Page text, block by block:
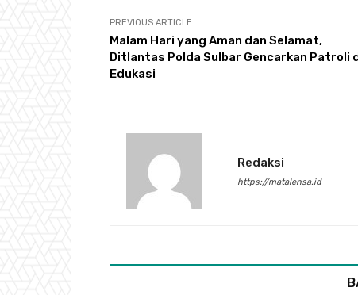
PREVIOUS ARTICLE
Malam Hari yang Aman dan Selamat,
Ditlantas Polda Sulbar Gencarkan Patroli
Edukasi
Redaksi
https://matalensa.id